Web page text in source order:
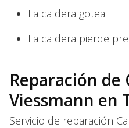
La caldera gotea
La caldera pierde
Reparación de
Viessmann en
Servicio de reparación